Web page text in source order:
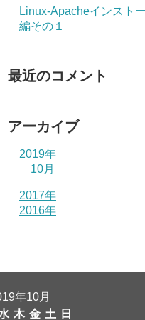
Linux-Apacheインスト
編その１
最近のコメント
アーカイブ
2019年
10月
2017年
2016年
年10月
木 金 土 日